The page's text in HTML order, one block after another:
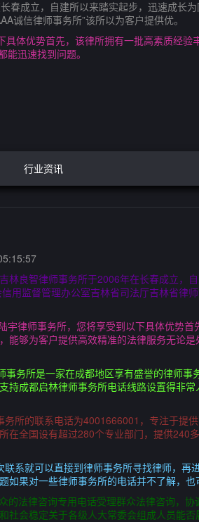
成立，自建所以来踏实起步，迅速成
诚信律师事务所”该所以为客户提供优。
体优势首先，该律所拥有一批高素质经
迅速找到问题。
行业资讯
林良智律师事务所于2006年在长春成立，
用监督管理办公室吉林省司法厅吉林省律
律师事务所，您将享受到以下具体优势
能够为客户提供高效精准的法律服务无论
务所是一家在成都地区享有盛誉的律师
持成都启林律师事务所电话线路设置得非
所的联系电话为4001666001，专注于提
在全国设有超过280个专业部门，提供240
系就可以直接到律师事务所寻找律师，
果对一些律师事务所的电话并不了解，
的法律咨询专用电话受理群众法律咨询，
会稳定关于各级人大常委会组成人员能